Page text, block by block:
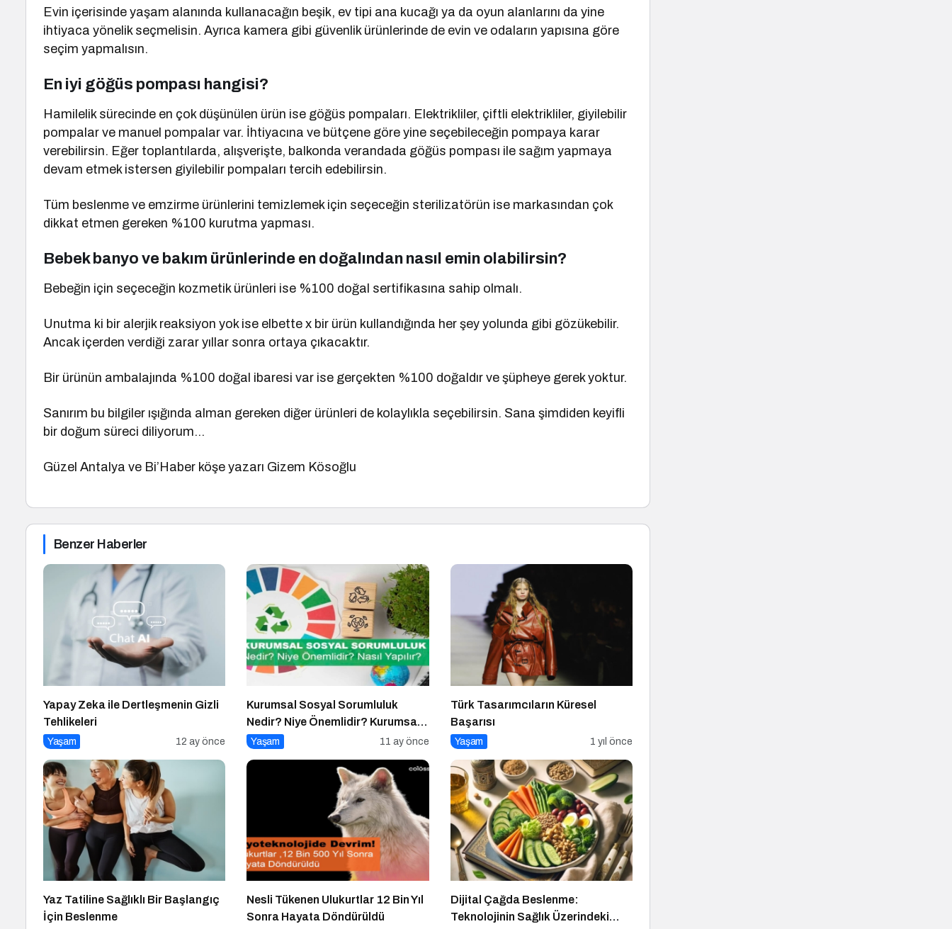
Evin içerisinde yaşam alanında kullanacağın beşik, ev tipi ana kucağı ya da oyun alanlarını da yine
ihtiyaca yönelik seçmelisin. Ayrıca kamera gibi güvenlik ürünlerinde de evin ve odaların yapısına göre
seçim yapmalısın.
En iyi göğüs pompası hangisi?
Hamilelik sürecinde en çok düşünülen ürün ise göğüs pompaları. Elektrikliler, çiftli elektrikliler, giyilebilir
pompalar ve manuel pompalar var. İhtiyacına ve bütçene göre yine seçebileceğin pompaya karar
verebilirsin. Eğer toplantılarda, alışverişte, balkonda verandada göğüs pompası ile sağım yapmaya
devam etmek istersen giyilebilir pompaları tercih edebilirsin.
Tüm beslenme ve emzirme ürünlerini temizlemek için seçeceğin sterilizatörün ise markasından çok
dikkat etmen gereken %100 kurutma yapması.
Bebek banyo ve bakım ürünlerinde en doğalından nasıl emin olabilirsin?
Bebeğin için seçeceğin kozmetik ürünleri ise %100 doğal sertifikasına sahip olmalı.
Unutma ki bir alerjik reaksiyon yok ise elbette x bir ürün kullandığında her şey yolunda gibi gözükebilir.
Ancak içerden verdiği zarar yıllar sonra ortaya çıkacaktır.
Bir ürünün ambalajında %100 doğal ibaresi var ise gerçekten %100 doğaldır ve şüpheye gerek yoktur.
Sanırım bu bilgiler ışığında alman gereken diğer ürünleri de kolaylıkla seçebilirsin. Sana şimdiden keyifli
bir doğum süreci diliyorum…
Güzel Antalya ve Bi’Haber köşe yazarı Gizem Kösoğlu
Benzer Haberler
Yapay Zeka ile Dertleşmenin Gizli
Tehlikeleri
Yaşam 12 ay önce
Kurumsal Sosyal Sorumluluk
Nedir? Niye Önemlidir? Kurumsal
Sosyal Sorumluluk Nasıl Yapılır?
Yaşam 11 ay önce
Türk Tasarımcıların Küresel
Başarısı
Yaşam 1 yıl önce
Yaz Tatiline Sağlıklı Bir Başlangıç
İçin Beslenme
Nesli Tükenen Ulukurtlar 12 Bin Yıl
Sonra Hayata Döndürüldü
Dijital Çağda Beslenme:
Teknolojinin Sağlık Üzerindeki